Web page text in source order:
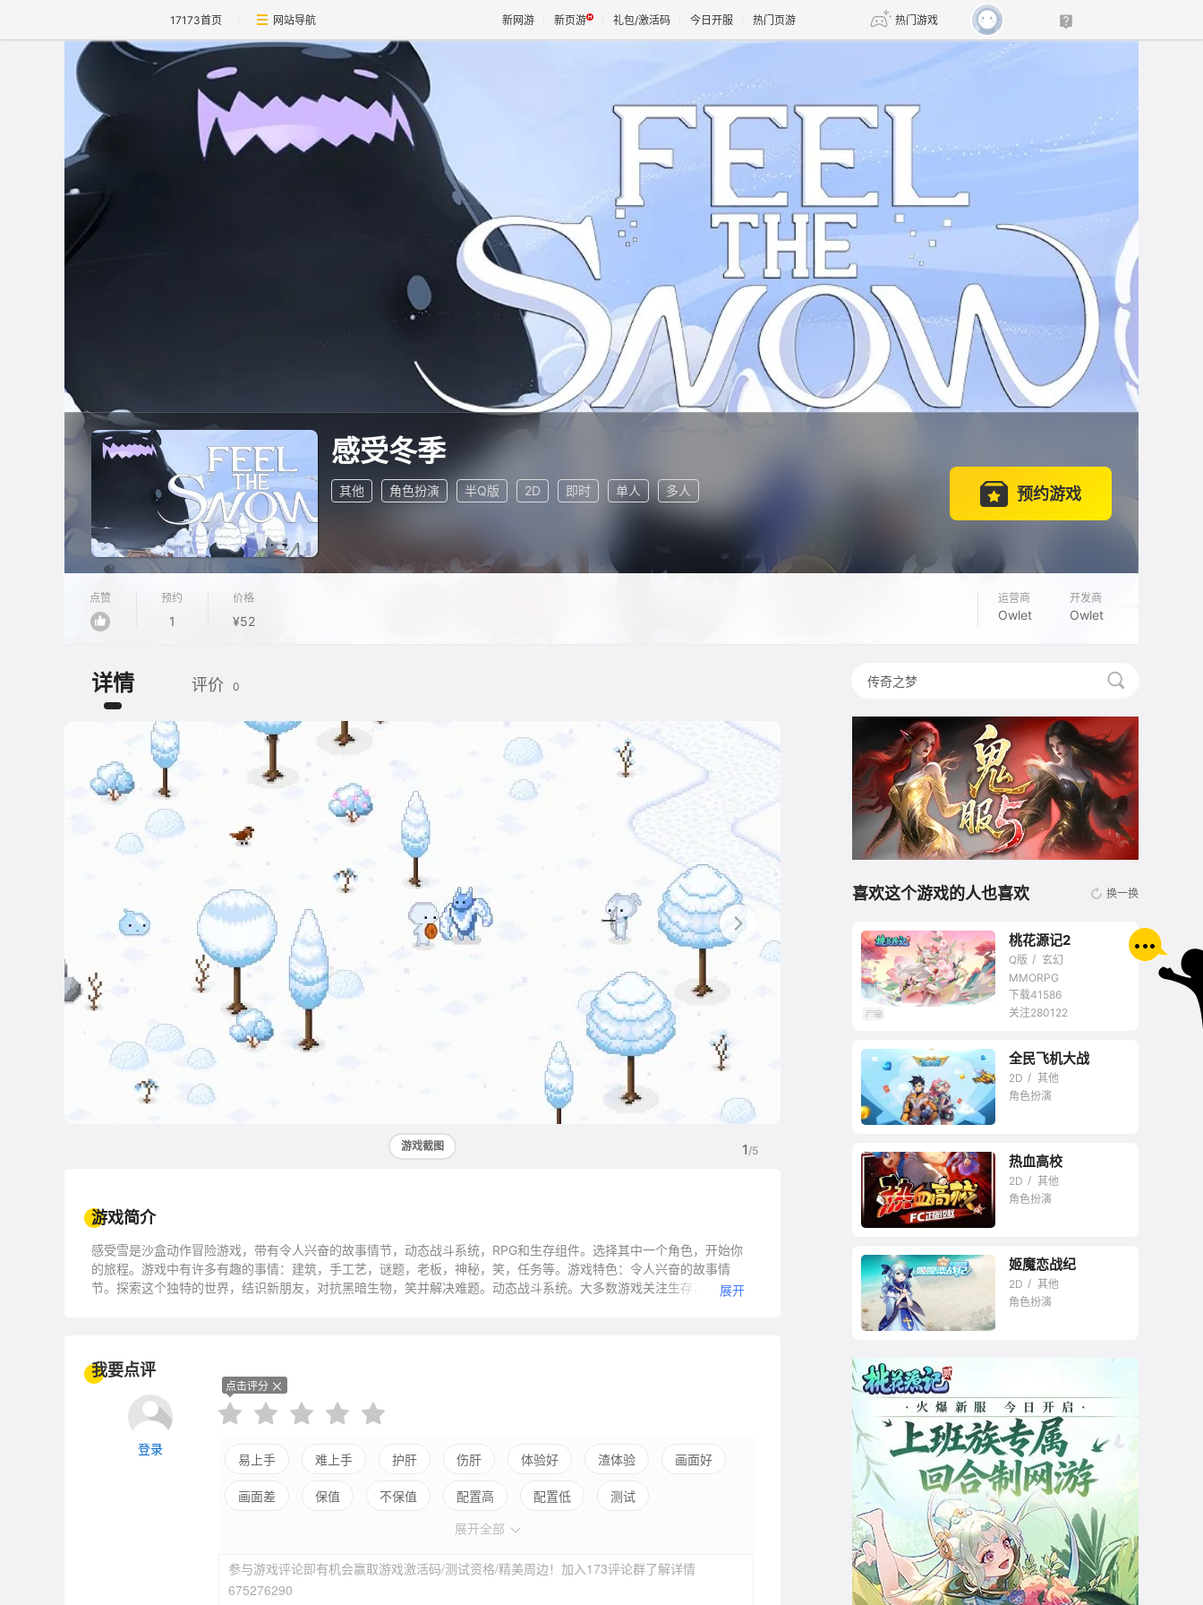
17173首页 网站导航 新网游 新页游 礼包/激活码 今日开服 热门页游 热门游戏
魔兽 DNF 传奇4
天堂 剑网3旗舰版
王权与自由 诛仙世界 新仙侠5
感受冬季
其他 角色扮演 半Q版 2D 即时 单人 多人 预约游戏
点赞 预约
1
价格
¥52
运营商
Owlet
开发商
Owlet
详情 评价 0
1/5
游戏截图
游戏简介
感受雪是沙盒动作冒险游戏，带有令人兴奋的故事情节，动态战斗系统，RPG和生存组件。选择其中一个角色，开始你
的旅程。游戏中有许多有趣的事情：建筑，手工艺，谜题，老板，神秘，笑，任务等。游戏特色：令人兴奋的故事情
节。探索这个独特的世界，结识新朋友，对抗黑暗生物，笑并解决难题。动态战斗系统。大多数游戏关注生存，无视复
展开
我要点评
登录
点击评分
易上手 难上手 护肝 伤肝 体验好 渣体验 画面好
画面差 保值 不保值 配置高 配置低
测试
展开全部
参与游戏评论即有机会赢取游戏激活码/测试资格/精美周边！加入173评论群了解详情
675276290
喜欢这个游戏的人也喜欢 换一换
网游
桃花源记2
Q版
玄幻
MMORPG
下载41586
关注280122
全民飞机大战
2D
其他
角色扮演
热血高校
2D
其他
角色扮演
姬魔恋战纪
2D
其他
角色扮演